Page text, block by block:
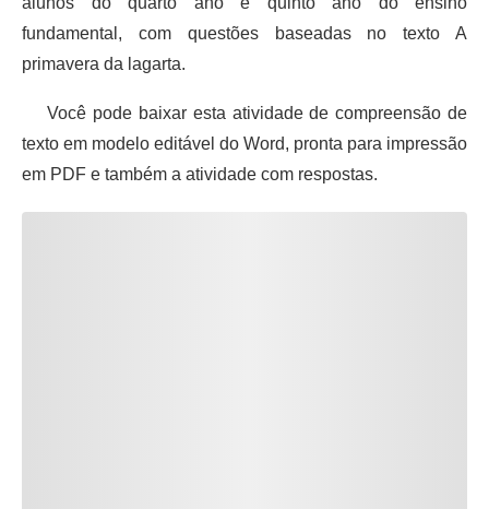
fundamental, com questões baseadas no texto A
primavera da lagarta.
Você pode baixar esta atividade de compreensão de
texto em modelo editável do Word, pronta para impressão
em PDF e também a atividade com respostas.